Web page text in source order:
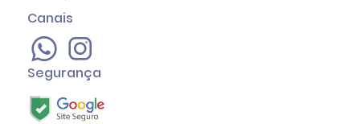
Canais
Segurança